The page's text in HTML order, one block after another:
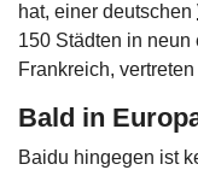
hat, einer deutschen
150 Städten in
Frankreich, vertreten
Bald in
Baidu hingegen ist